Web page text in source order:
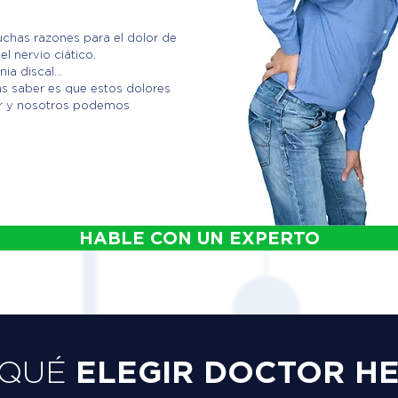
razones para el dolor de
nervio ciático.
discal...
saber es que estos dolores
y nosotros podemos
HABLE CON UN EXPERTO
ELEGIR DOCTOR